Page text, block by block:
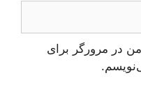
در مرورگر برای